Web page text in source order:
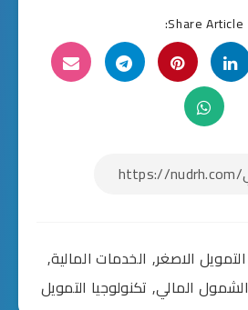
Share Article:
التمويل الاصغر, الخدمات المالية,
الشمول المالي, تكنولوجيا التمويل